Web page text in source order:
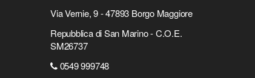
Via Vernie, 9 - 47893 Borgo Maggiore
Repubblica di San Marino - C.O.E.
SM26737
0549 999748